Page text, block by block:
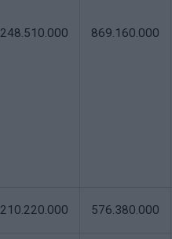
248.510.000 869.160.000
210.220.000 576.380.000